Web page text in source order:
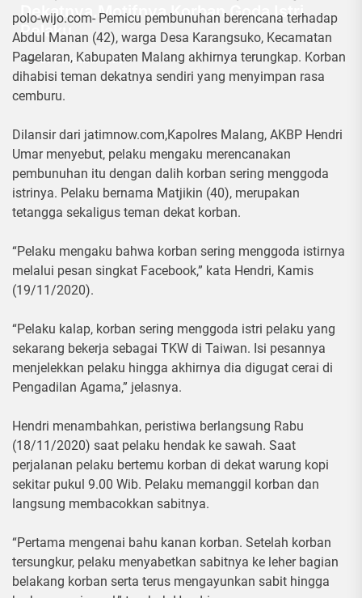
Dekatnya,Motifnya Korban Goda Istri
Pelaku
20 November 2020
polo-wijo.com- Pemicu pembunuhan berencana terhadap
Abdul Manan (42), warga Desa Karangsuko, Kecamatan
Pagelaran, Kabupaten Malang akhirnya terungkap. Korban
dihabisi teman dekatnya sendiri yang menyimpan rasa
cemburu.
Dilansir dari jatimnow.com,Kapolres Malang, AKBP Hendri
Umar menyebut, pelaku mengaku merencanakan
pembunuhan itu dengan dalih korban sering menggoda
istrinya. Pelaku bernama Matjikin (40), merupakan
tetangga sekaligus teman dekat korban.
“Pelaku mengaku bahwa korban sering menggoda istirnya
melalui pesan singkat Facebook,” kata Hendri, Kamis
(19/11/2020).
“Pelaku kalap, korban sering menggoda istri pelaku yang
sekarang bekerja sebagai TKW di Taiwan. Isi pesannya
menjelekkan pelaku hingga akhirnya dia digugat cerai di
Pengadilan Agama,” jelasnya.
Hendri menambahkan, peristiwa berlangsung Rabu
(18/11/2020) saat pelaku hendak ke sawah. Saat
perjalanan pelaku bertemu korban di dekat warung kopi
sekitar pukul 9.00 Wib. Pelaku memanggil korban dan
langsung membacokkan sabitnya.
“Pertama mengenai bahu kanan korban. Setelah korban
tersungkur, pelaku menyabetkan sabitnya ke leher bagian
belakang korban serta terus mengayunkan sabit hingga